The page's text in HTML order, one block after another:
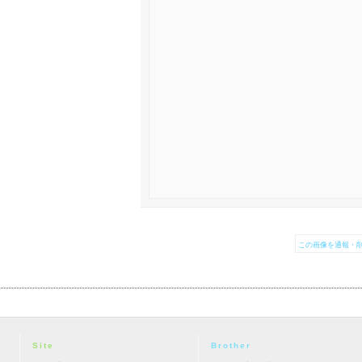
この画像を通報・
Site Brother